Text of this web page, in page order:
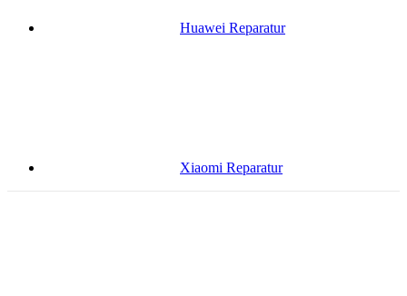
Huawei Reparatur
Xiaomi Reparatur